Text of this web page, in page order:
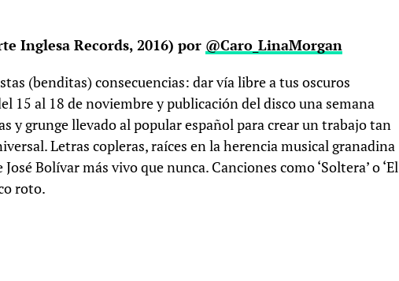
Inglesa Records, 2016) por @Caro_LinaMorgan
(benditas) consecuencias: dar vía libre a tus oscuros
15 al 18 de noviembre y publicación del disco una semana
y grunge llevado al popular español para crear un trabajo tan
Letras copleras, raíces en la herencia musical granadina
Bolívar más vivo que nunca. Canciones como ‘Soltera’ o ‘El
roto.